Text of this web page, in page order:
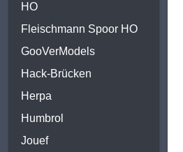
HO
Fleischmann Spoor HO
GooVerModels
Hack-Brücken
Herpa
Humbrol
Jouef